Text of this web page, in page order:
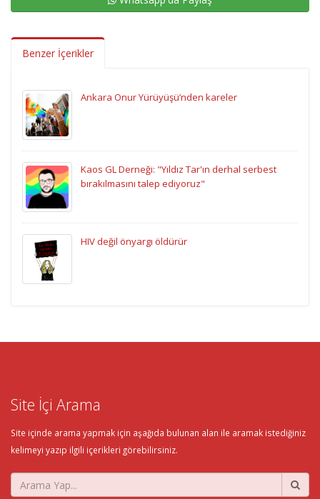
Benzer İçerikler
Ankara Onur Yürüyüşü’nden kareler
Kaos GL Derneği: "Yıldız Tar'ın derhal serbest
bırakılmasını talep ediyoruz"
HIV değil önyargı öldürür
Site İçi Arama
Site içinde arama yapmak için aşağıda bulunan alan ile aramak istediğiniz
kelimeyi yazıp ilgili içerikleri görebilirsiniz.